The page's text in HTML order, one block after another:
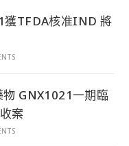
獲TFDA核准IND 將
GNX1021一期臨
案